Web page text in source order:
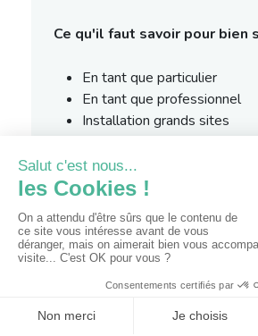
Ce qu'il faut savoir pour bien
En tant que particulier
En tant que professionnel
Installation grands sites
Couverture
Le matériel
Découvrir
Nos solutions
Les solutions d'assurances